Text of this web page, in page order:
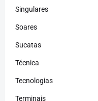
Singulares
Soares
Sucatas
Técnica
Tecnologias
Terminais